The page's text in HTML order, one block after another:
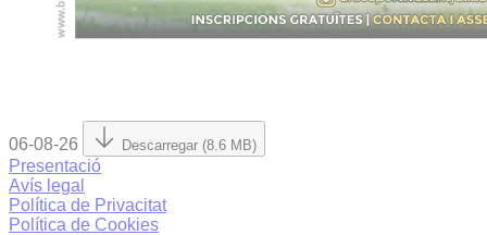
06-08-26 Descarregar (8.6 MB)
Presentació
Avís legal
Política de Privacitat
Política de Cookies